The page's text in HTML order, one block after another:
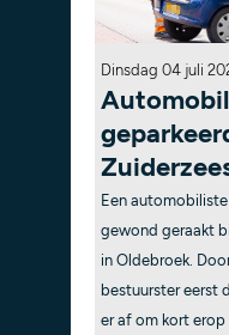
Dinsdag 04 juli
Een
gewond geraakt
in Oldebroek.
bestuurster eerst
er af om kort erop